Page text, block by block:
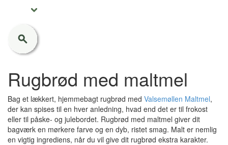
Rugbrød med maltmel
Bag et lækkert, hjemmebagt rugbrød med Valsemøllen Maltmel,
der kan spises til en hver anledning, hvad end det er til frokost
eller til påske- og julebordet. Rugbrød med maltmel giver dit
bagværk en mørkere farve og en dyb, ristet smag. Malt er nemlig
en vigtig ingrediens, når du vil give dit rugbrød ekstra karakter.